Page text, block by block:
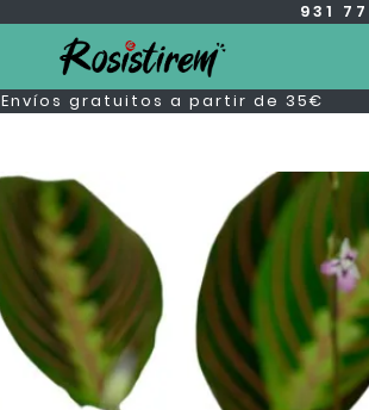
931
Envíos gratuitos a partir de 35€